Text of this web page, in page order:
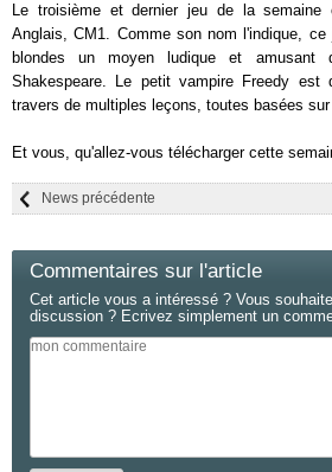
Le troisième et dernier jeu de la
Anglais, CM1. Comme son nom l'indique,
blondes un moyen ludique et amusant
Shakespeare. Le petit vampire Freedy
travers de multiples leçons, toutes basées
Et vous, qu'allez-vous télécharger cette
News précédente
Commentaires sur l'article
Cet article vous a intéressé ? Vous
discussion ? Ecrivez simplement un